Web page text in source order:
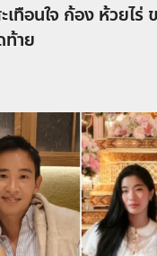
ทือนใจ ก้อง ห้วยไร่
าย